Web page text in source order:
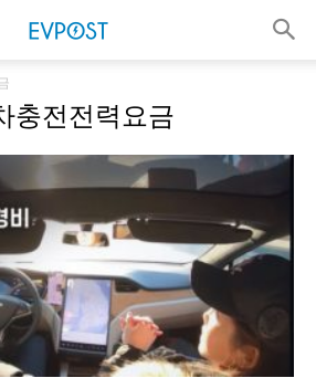
충전전력요금